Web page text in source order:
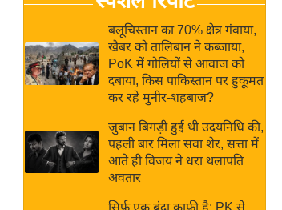
News in
Hindi
Hindi
Videos
राय
बजट
IPL
2026
बलूचिस्तान का 70% क्षेत्र गंवाया,
खैबर को तालिबान ने कब्जाया,
PoK में गोलियों से आवाज को
दबाया, किस पाकिस्तान पर हुकूमत
कर रहे मुनीर-शहबाज?
जुबान बिगड़ी हुई थी उदयनिधि की,
पहली बार मिला सवा शेर, सत्ता में
आते ही विजय ने धरा थलापति
अवतार
सिर्फ एक बंदा काफ़ी है: PK से